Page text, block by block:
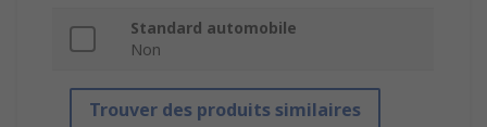
Standard automobile
Non
Trouver des produits similaires